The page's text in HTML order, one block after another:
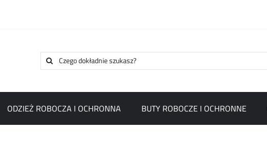
Search
for:
ODZIEŻ ROBOCZA I OCHRONNA BUTY ROBOCZE I OCHRONNE